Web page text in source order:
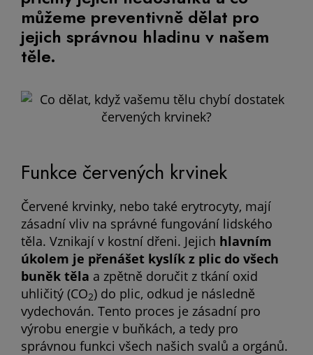
můžeme preventivně dělat pro
jejich správnou hladinu v našem
těle.
Funkce červených krvinek
Červené krvinky, nebo také erytrocyty, mají
zásadní vliv na správné fungování lidského
těla. Vznikají v kostní dřeni. Jejich hlavním
úkolem je přenášet kyslík z plic do všech
buněk těla a zpětně doručit z tkání oxid
uhličitý (CO2) do plic, odkud je následně
vydechován. Tento proces je zásadní pro
výrobu energie v buňkách, a tedy pro
správnou funkci všech našich svalů a orgánů.